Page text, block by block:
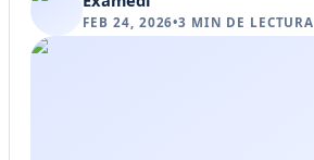
FEB 24, 2026•3 MIN DE LECTURA